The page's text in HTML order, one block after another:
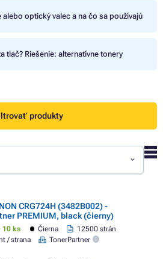
optický valec a na čo sa používajú
tlač? Riešenie: alternatívne tonery
produkty
CRG724H (3482B002) -
PREMIUM, black (čierny)
10 ks Čierna
12500 strán
/ strana
TonerPartner